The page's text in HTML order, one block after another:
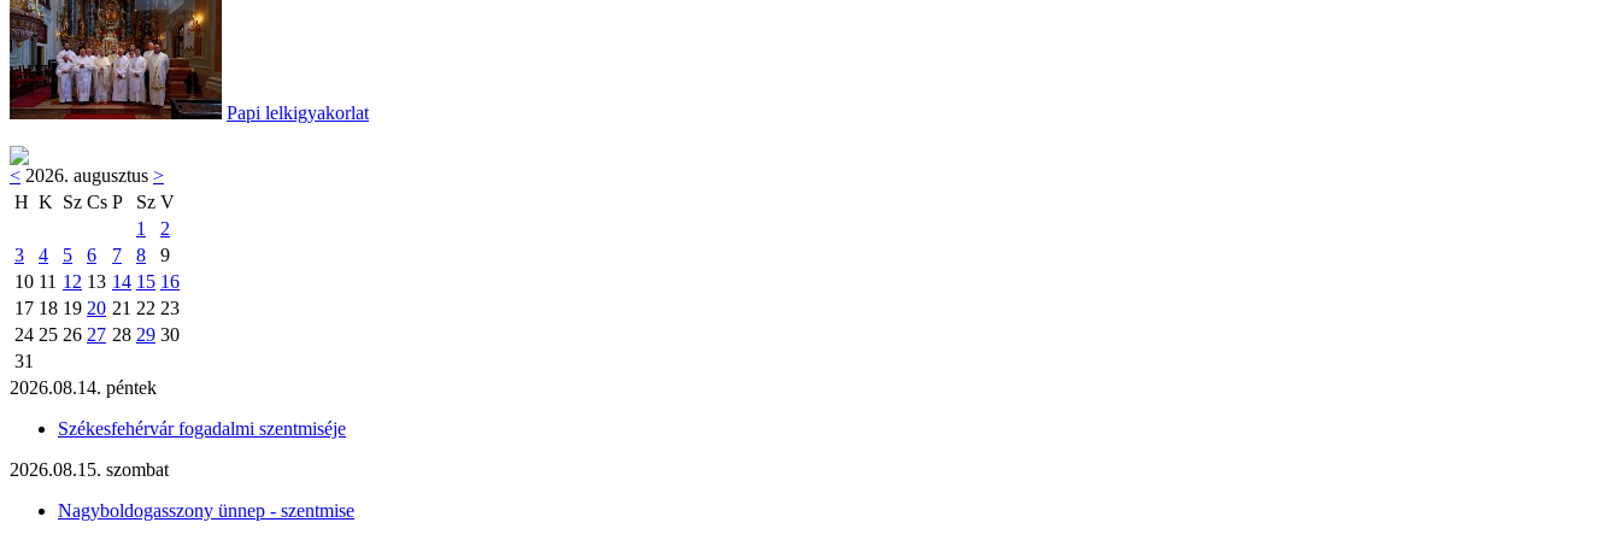
Papi lelkigyakorlat
< 2026. augusztus >
H K Sz Cs P Sz V
1
2
3
4 5 6 7 8
9
10 11 12 13 14 15 16
17 18 19 20 21 22 23
24 25 26 27 28 29 30
31
2026.08.14. péntek
Székesfehérvár fogadalmi szentmiséje
2026.08.15. szombat
Nagyboldogasszony ünnep - szentmise